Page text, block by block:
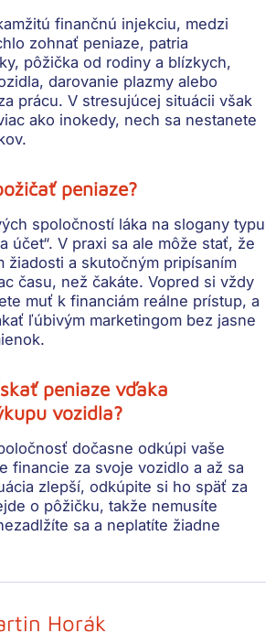
finančnú injekciu, medzi
zohnať peniaze, patria
pôžička od rodiny a blízkych,
darovanie plazmy alebo
prácu. V stresujúcej situácii však
ako inokedy, nech sa nestanete
peniaze?
spoločností láka na slogany typu
účet“. V praxi sa ale môže stať, že
žiadosti a skutočným pripísaním
času, než čakáte. Vopred si vždy
muť k financiám reálne prístup, a
ľúbivým marketingom bez jasne
peniaze vďaka
vozidla?
dočasne odkúpi vaše
financie za svoje vozidlo a až sa
zlepší, odkúpite si ho späť za
o pôžičku, takže nemusíte
sa a neplatíte žiadne
Horák